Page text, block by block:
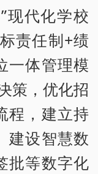
现代化学校
责任制+绩
一体管理模
策，优化招
程，建立持
建设智慧数
批等数字化